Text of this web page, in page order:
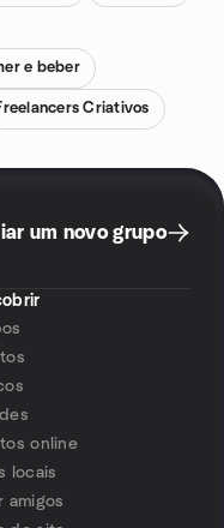
e beber
Criativos
um novo grupo
online
locais
amigos